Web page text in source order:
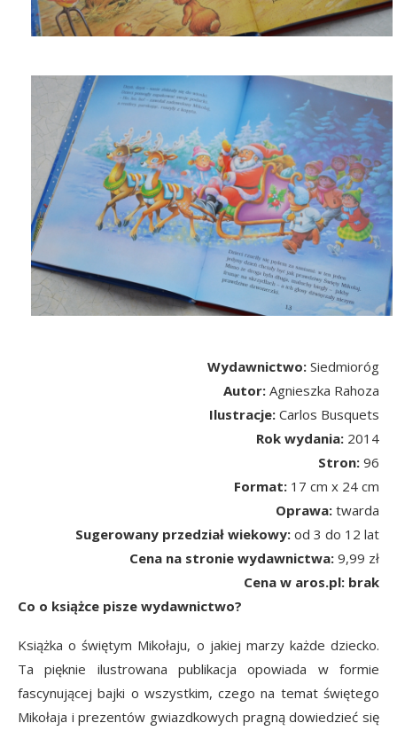
Wydawnictwo: Siedmioróg
Autor: Agnieszka Rahoza
Ilustracje: Carlos Busquets
Rok wydania: 2014
Stron: 96
Format: 17 cm x 24 cm
Oprawa: twarda
Sugerowany przedział wiekowy: od 3 do 12 lat
Cena na stronie wydawnictwa: 9,99 zł
Cena w aros.pl: brak
Co o książce pisze wydawnictwo?
Książka o świętym Mikołaju, o jakiej marzy każde dziecko.
Ta pięknie ilustrowana publikacja opowiada w formie
fascynującej bajki o wszystkim, czego na temat świętego
Mikołaja i prezentów gwiazdkowych pragną dowiedzieć się